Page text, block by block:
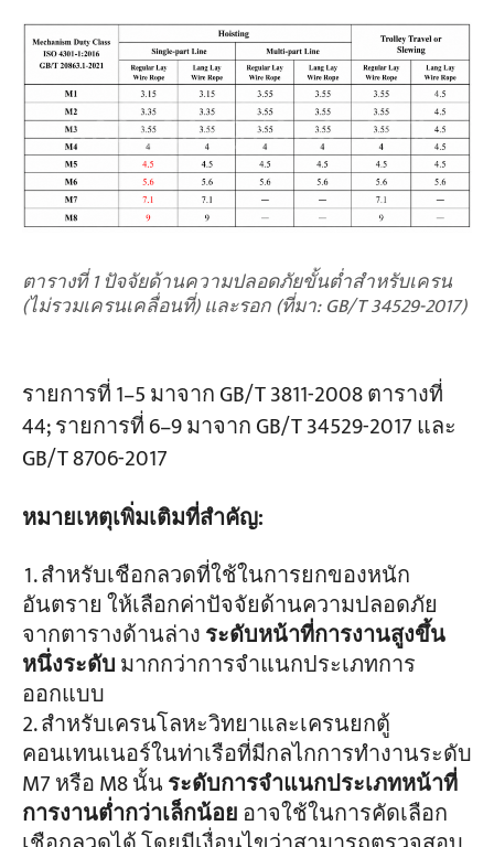
ตารางที่ 1 ปัจจัยด้านความปลอดภัยขั้นต่ำสำหรับเครน
(ไม่รวมเครนเคลื่อนที่) และรอก (ที่มา: GB/T 34529-2017)
รายการที่ 1–5 มาจาก GB/T 3811-2008 ตารางที่
44; รายการที่ 6–9 มาจาก GB/T 34529-2017 และ
GB/T 8706-2017
หมายเหตุเพิ่มเติมที่สำคัญ:
สำหรับเชือกลวดที่ใช้ในการยกของหนัก
อันตราย ให้เลือกค่าปัจจัยด้านความปลอดภัย
จากตารางด้านล่างระดับหน้าที่การงานสูงขึ้น
หนึ่งระดับมากกว่าการจำแนกประเภทการ
ออกแบบ
สำหรับเครนโลหะวิทยาและเครนยกตู้
คอนเทนเนอร์ในท่าเรือที่มีกลไกการทำงานระดับ
M7 หรือ M8 นั้นระดับการจำแนกประเภทหน้าที่
การงานต่ำกว่าเล็กน้อยอาจใช้ในการคัดเลือก